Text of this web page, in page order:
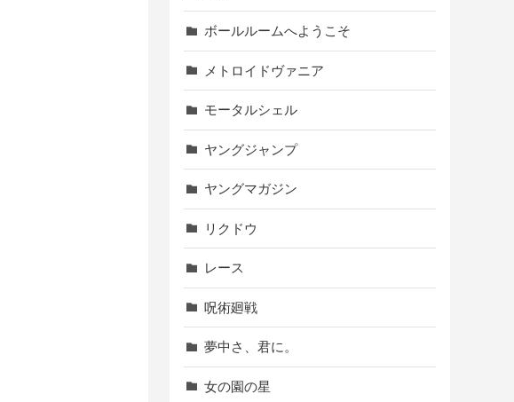
ボールルームへようこそ
メトロイドヴァニア
モータルシェル
ヤングジャンプ
ヤングマガジン
リクドウ
レース
呪術廻戦
夢中さ、君に。
女の園の星